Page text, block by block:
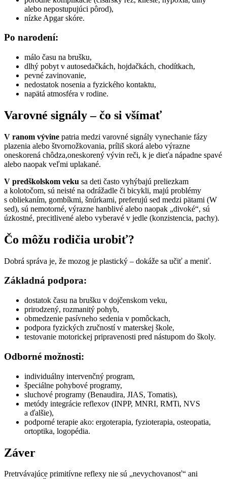
alebo nepostupujúci pôrod),
nízke Apgar skóre.
Po narodení:
málo času na brušku,
dlhý pobyt v autosedačkách, hojdačkách, chodítkach,
pevné zavinovanie,
nedostatok nosenia a fyzického kontaktu,
napätá atmosféra v rodine.
Varovné signály – čo si všímať
V ranom vývine patria medzi varovné signály vynechanie fázy
plazenia alebo štvornožkovania, príliš skorá alebo výrazne
oneskorená chôdza,oneskorený vývin reči, k je dieťa nápadne spavé
alebo naopak veľmi uplakané.
V predškolskom veku sa deti často vyhýbajú preliezkam
a kolotočom, sú neisté na odrážadle či bicykli, majú problémy
s obliekaním, gombíkmi, šnúrkami, preferujú sed medzi pätami (W
sed), sú nemotorné, výrazne hanblivé alebo naopak „divoké“, sú
úzkostné, precitlivené alebo vyberavé v jedle (konzistencia, pachy).
Čo môžu rodičia urobiť?
Dobrá správa je, že mozog je plastický – dokáže sa učiť a meniť.
Základná podpora:
dostatok času na brušku v dojčenskom veku,
prirodzený, rozmanitý pohyb,
obmedzenie pasívneho sedenia v pomôckach,
podpora fyzických zručností v materskej škole,
testovanie motorickej pripravenosti pred nástupom do školy.
Odborné možnosti:
individuálny intervenčný program,
špeciálne pohybové programy,
sluchové programy (Benaudira, JIAS, Tomatis),
metódy integrácie reflexov (INPP, MNRI, RMTi, NVS
a ďalšie),
podporné terapie ako: ergoterapia, fyzioterapia, osteopatia,
ortoptika, logopédia.
Záver
Pretrvávajúce primitívne reflexy nie sú „nevychovanosť“ ani